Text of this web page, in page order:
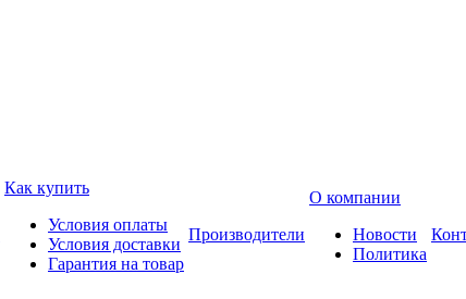
Как купить
Условия оплаты
Условия доставки
Гарантия на товар
Производители
О компании
Новости
Политика